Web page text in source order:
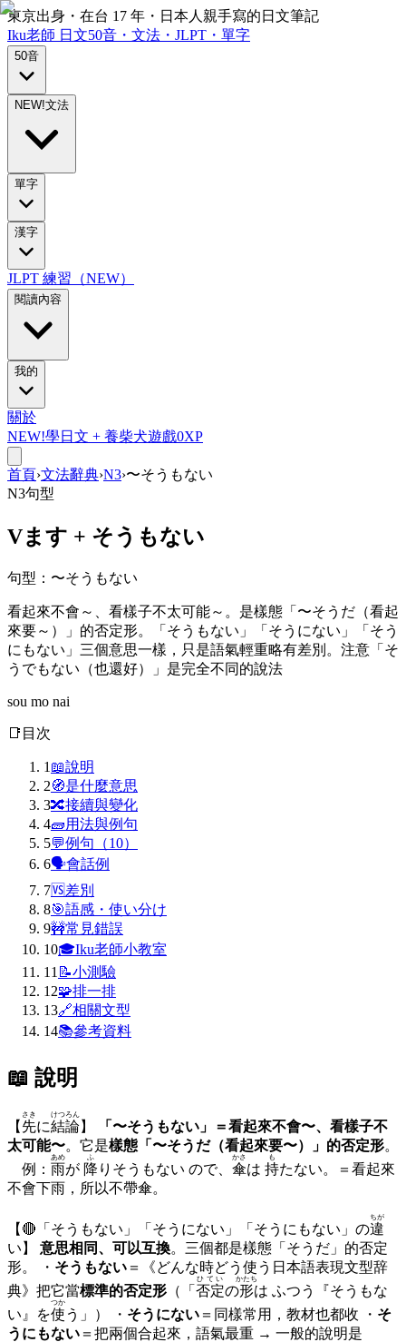
東京出身・在台 17 年・日本人親手寫的日文筆記
Iku老師 日文50音・文法・JLPT・單字
50音
NEW!文法
單字
漢字
JLPT 練習（NEW）
閱讀內容
我的
關於
NEW!學日文 + 養柴犬遊戲0XP
首頁›文法辭典›N3›〜そうもない
N3句型
Vます + そうもない
句型 ： 〜そうもない
看起來不會～、看樣子不太可能～。是樣態「〜そうだ（看起
來要～）」的否定形。「そうもない」「そうにない」「そう
にもない」三個意思一樣，只是語氣輕重略有差別。注意「そ
うでもない（也還好）」是完全不同的說法
sou mo nai
📑 目次
1 📖說明
2🧭是什麼意思
3🔀接續與變化
4🧱用法與例句
5💬例句（10）
6🗣會話例
7🆚差別
8🎯語感・使い分け
9🚧常見錯誤
10🎓Iku老師小教室
11 📝小測驗
12🧩排一排
13🔗相關文型
14📚參考資料
📖 說明
【 先
さき
に結論
けつろん
】
「〜そうもない」＝看起來不會〜、看樣子不
太可能〜。它是樣態「〜そうだ（看起來要〜）」的否定形。
例： 雨
あめ
が 降
ふ
りそうもない ので、 傘
かさ
は 持
も
たない。＝看起來
不會下雨，所以不帶傘。
【🔴「そうもない」「そうにない」「そうにもない」の違
ちが
い】 意思相同、可以互換。三個都是樣態「そうだ」的否定
形。 ・ そうもない ＝《どんな時どう使う日本語表現文型辞
典》把它當標準的否定形 （「 否定
ひてい
の形
かたち
は ふつう『そうもな
い』を使
つか
う」） ・ そうにない ＝同樣常用，教材也都收 ・ そ
うにもない ＝把兩個合起來，語氣最重 → 一般的說明是